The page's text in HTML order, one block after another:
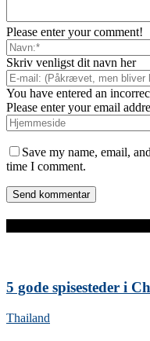
Please enter your comment!
Skriv venligst dit navn her
You have entered an
Please enter your email
Save my name, email,
time I comment.
5 gode spisesteder i
Thailand